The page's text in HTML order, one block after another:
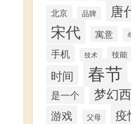
北京 品牌 唐
宋代 寓意
手机 技术 技能
时间 春节
是一个 梦幻
游戏 父母 疫